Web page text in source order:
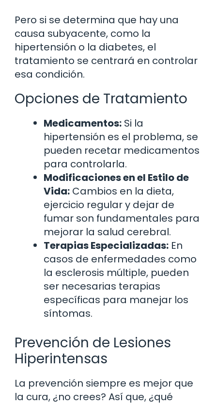
Pero si se determina que hay una
causa subyacente, como la
hipertensión o la diabetes, el
tratamiento se centrará en controlar
esa condición.
Opciones de Tratamiento
Medicamentos: Si la
hipertensión es el problema, se
pueden recetar medicamentos
para controlarla.
Modificaciones en el Estilo de
Vida: Cambios en la dieta,
ejercicio regular y dejar de
fumar son fundamentales para
mejorar la salud cerebral.
Terapias Especializadas: En
casos de enfermedades como
la esclerosis múltiple, pueden
ser necesarias terapias
específicas para manejar los
síntomas.
Prevención de Lesiones
Hiperintensas
La prevención siempre es mejor que
la cura, ¿no crees? Así que, ¿qué